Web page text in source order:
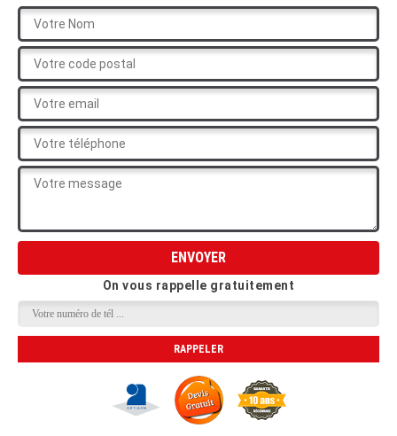
On vous rappelle gratuitement